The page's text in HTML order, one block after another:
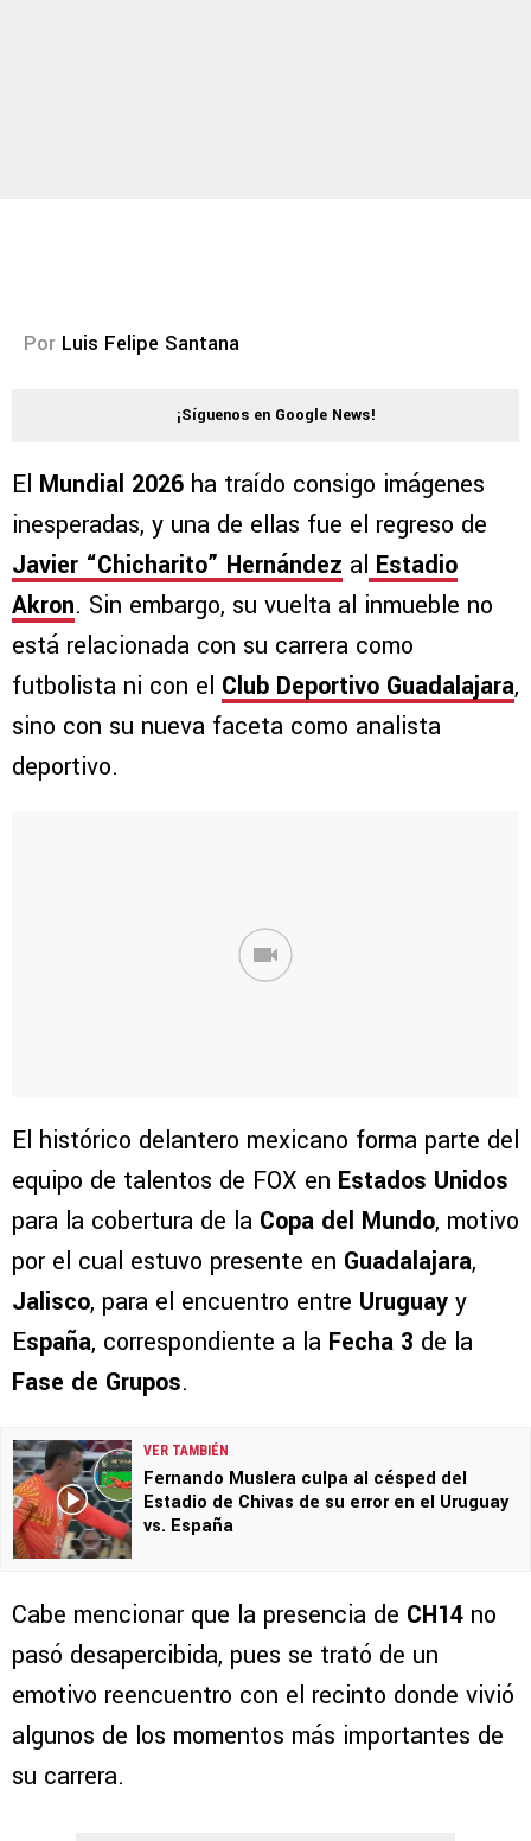
Por Luis Felipe Santana
¡Síguenos en Google News!
El Mundial 2026 ha traído consigo imágenes
inesperadas, y una de ellas fue el regreso de
Javier “Chicharito” Hernández al Estadio
Akron. Sin embargo, su vuelta al inmueble no
está relacionada con su carrera como
futbolista ni con el Club Deportivo Guadalajara,
sino con su nueva faceta como analista
deportivo.
El histórico delantero mexicano forma parte del
equipo de talentos de FOX en Estados Unidos
para la cobertura de la Copa del Mundo, motivo
por el cual estuvo presente en Guadalajara,
Jalisco, para el encuentro entre Uruguay y
España, correspondiente a la Fecha 3 de la
Fase de Grupos.
VER TAMBIÉN
Fernando Muslera culpa al césped del
Estadio de Chivas de su error en el Uruguay
vs. España
Cabe mencionar que la presencia de CH14 no
pasó desapercibida, pues se trató de un
emotivo reencuentro con el recinto donde vivió
algunos de los momentos más importantes de
su carrera.